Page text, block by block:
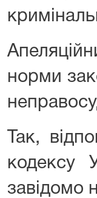
норми
Так,
кодексу
завідомо